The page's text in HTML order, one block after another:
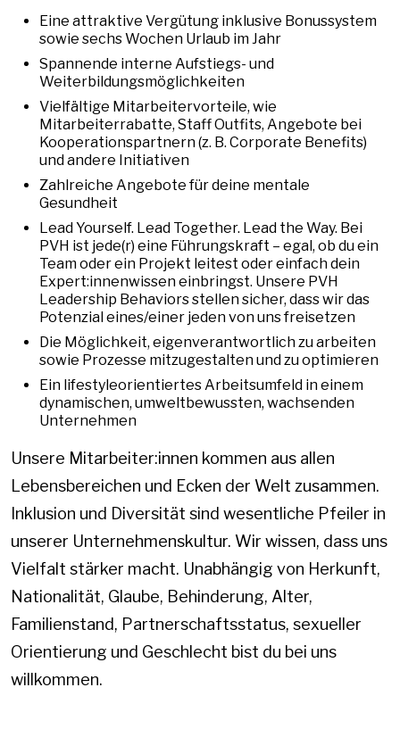
Eine attraktive Vergütung inklusive Bonussystem
sowie sechs Wochen Urlaub im Jahr
Spannende interne Aufstiegs- und
Weiterbildungsmöglichkeiten
Vielfältige Mitarbeitervorteile, wie
Mitarbeiterrabatte, Staff Outfits, Angebote bei
Kooperationspartnern (z. B. Corporate Benefits)
und andere Initiativen
Zahlreiche Angebote für deine mentale
Gesundheit
Lead Yourself. Lead Together. Lead the Way. Bei
PVH ist jede(r) eine Führungskraft – egal, ob du ein
Team oder ein Projekt leitest oder einfach dein
Expert:innenwissen einbringst. Unsere PVH
Leadership Behaviors stellen sicher, dass wir das
Potenzial eines/einer jeden von uns freisetzen
Die Möglichkeit, eigenverantwortlich zu arbeiten
sowie Prozesse mitzugestalten und zu optimieren
Ein lifestyleorientiertes Arbeitsumfeld in einem
dynamischen, umweltbewussten, wachsenden
Unternehmen
Unsere Mitarbeiter:innen kommen aus allen
Lebensbereichen und Ecken der Welt zusammen.
Inklusion und Diversität sind wesentliche Pfeiler in
unserer Unternehmenskultur. Wir wissen, dass uns
Vielfalt stärker macht. Unabhängig von Herkunft,
Nationalität, Glaube, Behinderung, Alter,
Familienstand, Partnerschaftsstatus, sexueller
Orientierung und Geschlecht bist du bei uns
willkommen.